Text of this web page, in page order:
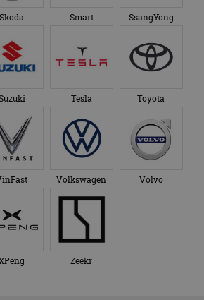
Skoda Smart SsangYong
Tesla Toyota
Volkswagen Volvo
Zeekr